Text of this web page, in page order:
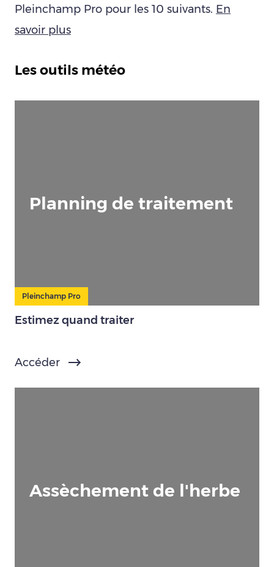
Pleinchamp Pro pour les 10 suivants. En
savoir plus
Les outils météo
Planning de traitement
Pleinchamp Pro
Estimez quand traiter
Accéder
Assèchement de l'herbe